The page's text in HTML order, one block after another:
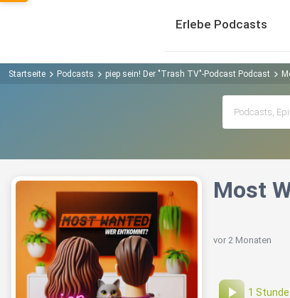
Erlebe Podcasts
Startseite Podcasts piep sein! Der "Trash TV"-Podcast Podcast
Most
vor 2 Monaten
1